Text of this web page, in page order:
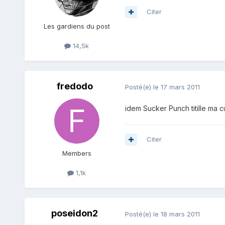
Les gardiens du post
14,5k
Citer
fredodo
Members
1,1k
Posté(e) le 17 mars 2011
idem Sucker Punch titille ma
Citer
poseidon2 Posté(e) le 18 mars 2011